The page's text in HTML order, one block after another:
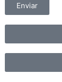
Enviar